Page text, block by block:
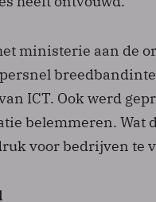
ministerie aan de
ICT. Ook werd
belemmeren. Wat
voor bedrijven te